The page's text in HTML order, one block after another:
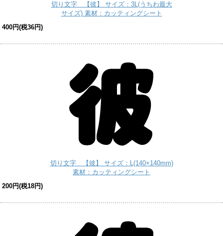
切り文字 【彼】 サイズ：3L(うちわ最大
サイズ) 素材：カッティングシート
400円(税36円)
切り文字 【彼】 サイズ：L(140×140mm)
素材：カッティングシート
200円(税18円)